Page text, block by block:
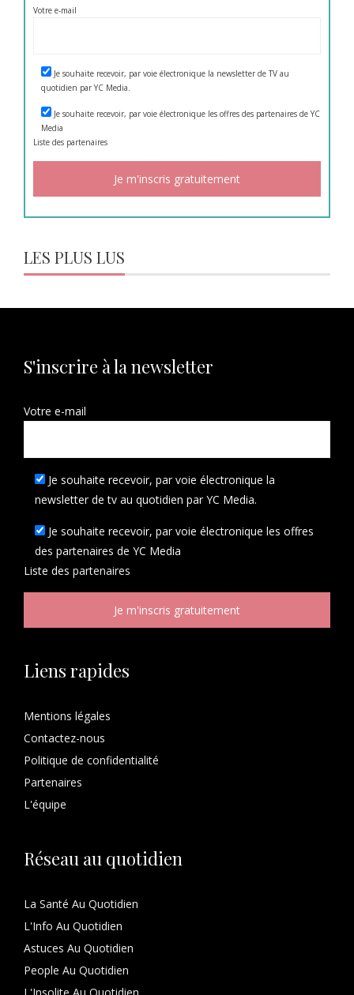
Votre e-mail
Je souhaite recevoir, par voie électronique la newsletter de TV au
quotidien par YC Media.
Je souhaite recevoir, par voie électronique les offres des partenaires de YC
Media
Liste des partenaires
LES PLUS LUS
S'inscrire à la newsletter
Votre e-mail
Je souhaite recevoir, par voie électronique la
newsletter de tv au quotidien par YC Media.
Je souhaite recevoir, par voie électronique les offres
des partenaires de YC Media
Liste des partenaires
Liens rapides
Mentions légales
Contactez-nous
Politique de confidentialité
Partenaires
L'équipe
Réseau au quotidien
La Santé Au Quotidien
L'Info Au Quotidien
Astuces Au Quotidien
People Au Quotidien